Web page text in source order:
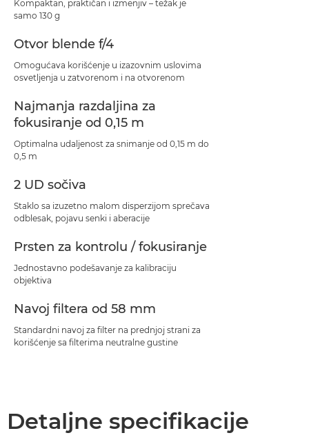
Kompaktan, praktičan i izmenjiv – težak je
samo 130 g
Otvor blende f/4
Omogućava korišćenje u izazovnim uslovima
osvetljenja u zatvorenom i na otvorenom
Najmanja razdaljina za
fokusiranje od 0,15 m
Optimalna udaljenost za snimanje od 0,15 m do
0,5 m
2 UD sočiva
Staklo sa izuzetno malom disperzijom sprečava
odblesak, pojavu senki i aberacije
Prsten za kontrolu / fokusiranje
Jednostavno podešavanje za kalibraciju
objektiva
Navoj filtera od 58 mm
Standardni navoj za filter na prednjoj strani za
korišćenje sa filterima neutralne gustine
Detaljne specifikacije